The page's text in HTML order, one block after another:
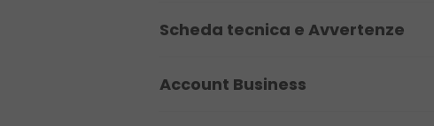
Scheda tecnica e Avvertenze
Account Business